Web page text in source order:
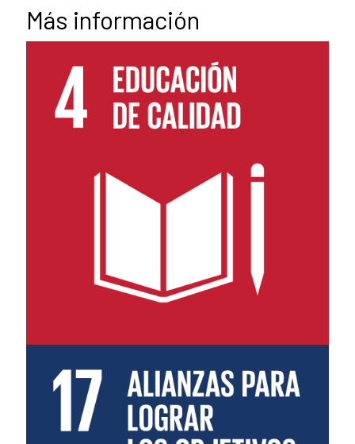
Más información